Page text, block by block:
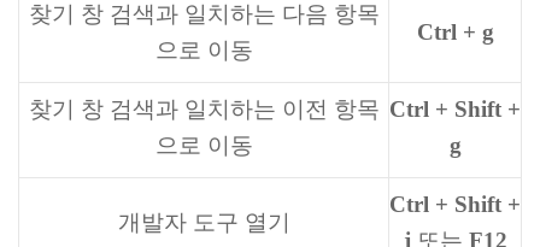
찾기 창 검색과 일치하는 다음 항목
으로 이동
Ctrl + g
찾기 창 검색과 일치하는 이전 항목
으로 이동
Ctrl + Shift +
g
개발자 도구 열기
Ctrl + Shift +
j 또는 F12